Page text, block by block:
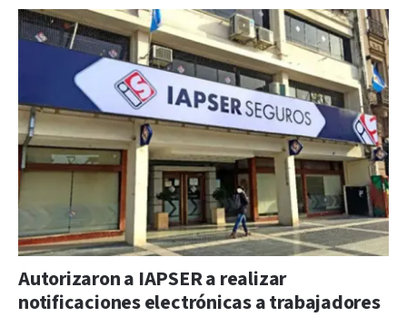
Autorizaron a IAPSER a realizar
notificaciones electrónicas a trabajadores